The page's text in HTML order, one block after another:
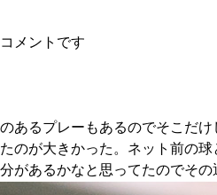
メントです
あるプレーもあるのでそこだ
のが大きかった。ネット前の
があるかなと思ってたのでそ